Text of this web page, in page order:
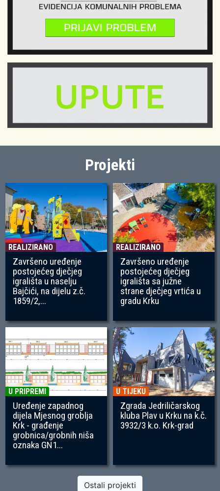
Projekti
REALIZIRANO
Završeno uređenje
postojećeg dječjeg
igrališta u naselju
Bajčići, na dijelu z.č.
1859/2,...
REALIZIRANO
Završeno uređenje
postojećeg dječjeg
igrališta sa južne
strane dječjeg vrtića u
gradu Krku
U PRIPREMI
Uređenje zapadnog
dijela Mjesnog groblja
Krk - građenje
grobnica/grobnih niša
oznaka GN1...
U TIJEKU
Zgrada Jedriličarskog
kluba Plav u Krku na k.č.
3932/3 k.o. Krk-grad
Ostali projekti